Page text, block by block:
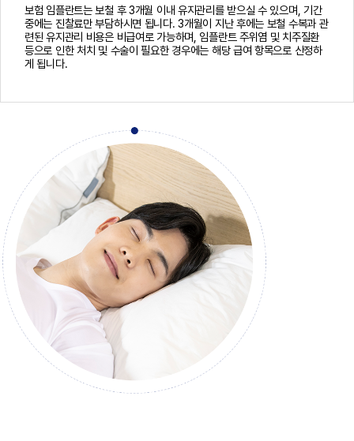
보험 임플란트는 보철 후 3개월 이내 유지관리를 받으실 수 있으며, 기간
중에는 진찰료만 부담하시면 됩니다. 3개월이 지난 후에는 보철 수복과 관
련된 유지관리 비용은 비급여로 가능하며, 임플란트 주위염 및 치주질환
등으로 인한 처치 및 수술이 필요한 경우에는 해당 급여 항목으로 산정하
게 됩니다.